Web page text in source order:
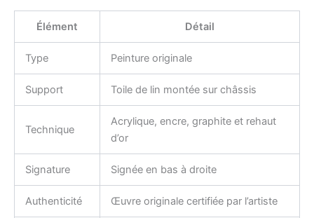
Élément Détail
Type Peinture originale
Support Toile de lin montée sur châssis
Technique
Acrylique, encre, graphite et rehaut
d’or
Signature Signée en bas à droite
Authenticité Œuvre originale certifiée par l’artiste